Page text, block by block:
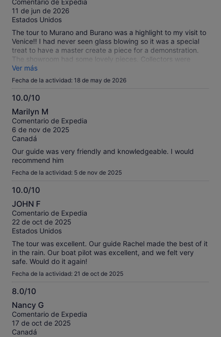
10
Comentario de Expedia
11 de jun de 2026
Estados Unidos
The tour to Murano and Burano was a highlight to my visit to
Venice!! I had never seen glass blowing so it was a special
treat to have a master create a piece for a demonstration.
The showroom had some lovely pieces. Collectors were
excited about seeing original one of a kind pieces. Burano
was a delightful little town very scenic and quaint. I’d never
seen lace being made and a round lady was in the process
of creating a piece. Artisans were also in small shops with
glass pieces and island themed couture! A lively place to
have lunch and slow down from the city experience . I highly
recommend the tour.
Ver más
Fecha de la actividad: 18 de may de 2026
10.0/10
10.0
sobre
10
Marilyn M
Comentario de Expedia
6 de nov de 2025
Canadá
Our guide was very friendly and knowledgeable. I would
recommend him
Fecha de la actividad: 5 de nov de 2025
10.0/10
10.0
sobre
10
JOHN F
Comentario de Expedia
22 de oct de 2025
Estados Unidos
The tour was excellent. Our guide Rachel made the best of it
in the rain. Our boat pilot was excellent, and we felt very
safe. Would do it again!
Fecha de la actividad: 21 de oct de 2025
8.0/10
8.0
sobre
10
Nancy G
Comentario de Expedia
17 de oct de 2025
Canadá